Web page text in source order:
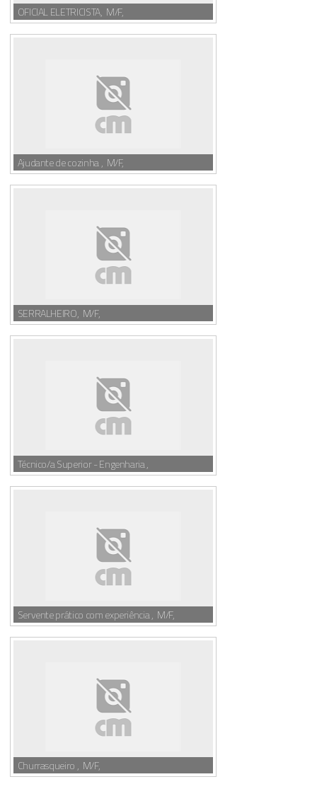
OFICIAL ELETRICISTA, M/F,
Ajudante de cozinha , M/F,
SERRALHEIRO, M/F,
Técnico/a Superior - Engenharia ,
Servente prático com experiência , M/F,
Churrasqueiro , M/F,